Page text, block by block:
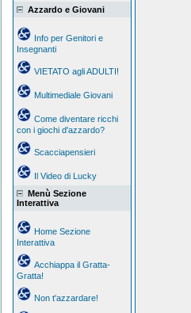
Azzardo e Giovani
Info per Genitori e
Insegnanti
VIETATO agli ADULTI!
Multimediale Giovani
Come diventare ricchi
con i giochi d'azzardo?
Scacciapensieri
Il Video di Lucky
Menù Sezione
Interattiva
Home Sezione
Interattiva
Acchiappa il Gratta-
Gratta!
Non t'azzardare!